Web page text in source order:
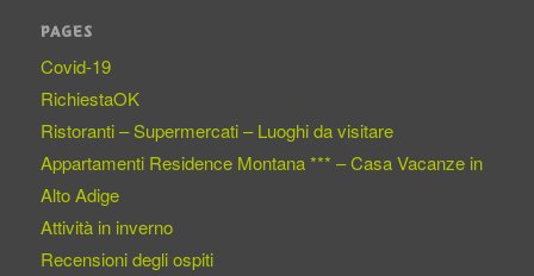
PAGES
Covid-19
RichiestaOK
Ristoranti – Supermercati – Luoghi da visitare
Appartamenti Residence Montana *** – Casa Vacanze in
Alto Adige
Attività in inverno
Recensioni degli ospiti